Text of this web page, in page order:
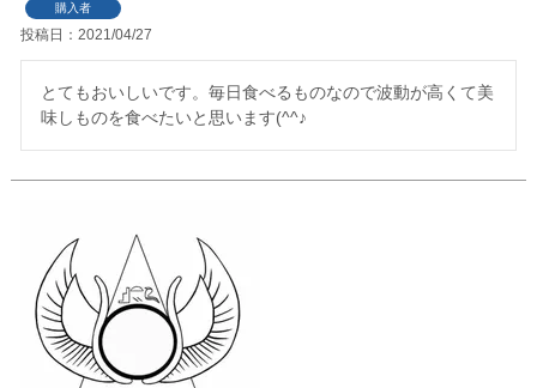
購入者
投稿日 2021/04/27
とてもおいしいです。毎日食べるものなので波動が高くて美
味しものを食べたいと思います(^^♪